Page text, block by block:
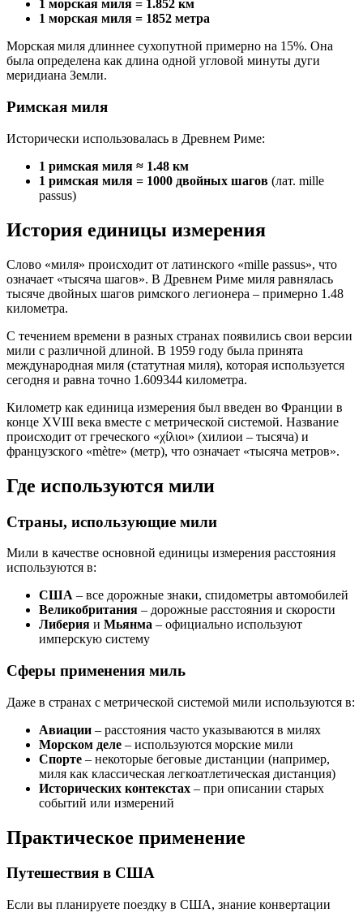
1 морская миля = 1.852 км
1 морская миля = 1852 метра
Морская миля длиннее сухопутной примерно на 15%. Она
была определена как длина одной угловой минуты дуги
меридиана Земли.
Римская миля
Исторически использовалась в Древнем Риме:
1 римская миля ≈ 1.48 км
1 римская миля = 1000 двойных шагов (лат. mille
passus)
История единицы измерения
Слово «миля» происходит от латинского «mille passus», что
означает «тысяча шагов». В Древнем Риме миля равнялась
тысяче двойных шагов римского легионера – примерно 1.48
километра.
С течением времени в разных странах появились свои версии
мили с различной длиной. В 1959 году была принята
международная миля (статутная миля), которая используется
сегодня и равна точно 1.609344 километра.
Километр как единица измерения был введен во Франции в
конце XVIII века вместе с метрической системой. Название
происходит от греческого «χίλιοι» (хилиои – тысяча) и
французского «mètre» (метр), что означает «тысяча метров».
Где используются мили
Страны, использующие мили
Мили в качестве основной единицы измерения расстояния
используются в:
США – все дорожные знаки, спидометры автомобилей
Великобритания – дорожные расстояния и скорости
Либерия и Мьянма – официально используют
имперскую систему
Сферы применения миль
Даже в странах с метрической системой мили используются в:
Авиации – расстояния часто указываются в милях
Морском деле – используются морские мили
Спорте – некоторые беговые дистанции (например,
миля как классическая легкоатлетическая дистанция)
Исторических контекстах – при описании старых
событий или измерений
Практическое применение
Путешествия в США
Если вы планируете поездку в США, знание конвертации